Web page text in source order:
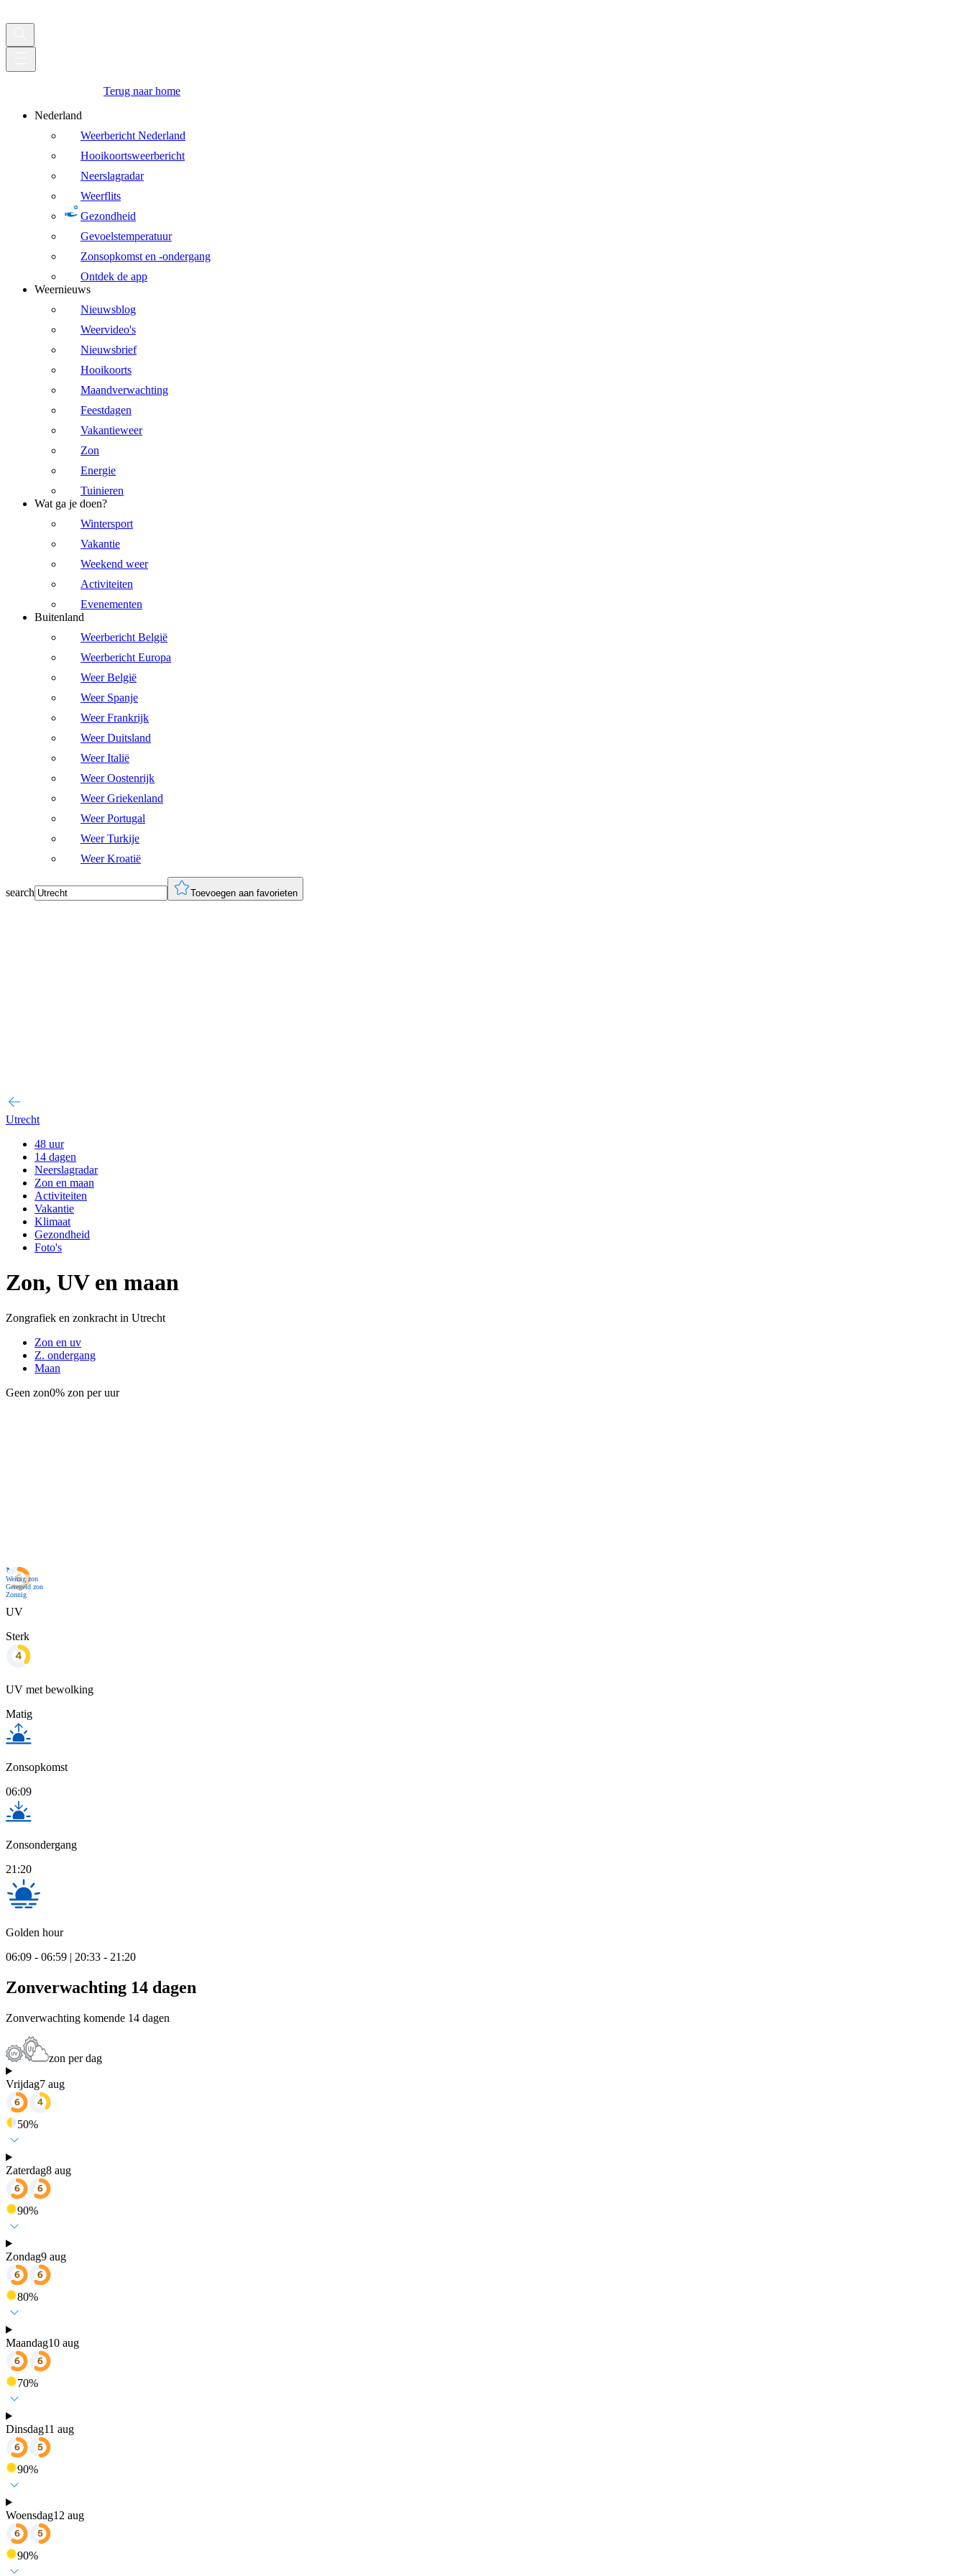
Terug naar home
Nederland
Weerbericht Nederland
Hooikoortsweerbericht
Neerslagradar
Weerflits
Gezondheid
Gevoelstemperatuur
Zonsopkomst en -ondergang
Ontdek de app
Weernieuws
Nieuwsblog
Weervideo's
Nieuwsbrief
Hooikoorts
Maandverwachting
Feestdagen
Vakantieweer
Zon
Energie
Tuinieren
Wat ga je doen?
Wintersport
Vakantie
Weekend weer
Activiteiten
Evenementen
Buitenland
Weerbericht België
Weerbericht Europa
Weer België
Weer Spanje
Weer Frankrijk
Weer Duitsland
Weer Italië
Weer Oostenrijk
Weer Griekenland
Weer Portugal
Weer Turkije
Weer Kroatië
search Toevoegen aan favorieten
Utrecht
48 uur
14 dagen
Neerslagradar
Zon en maan
Activiteiten
Vakantie
Klimaat
Gezondheid
Foto's
Zon, UV en maan
Zongrafiek en zonkracht in Utrecht
Zon en uv
Z. ondergang
Maan
Geen zon0% zon per uur
Nu
Weinig zon
Geregeld zon
Zonnig
UV
Sterk
UV met bewolking
Matig
Zonsopkomst
06:09
Zonsondergang
21:20
Golden hour
06:09 - 06:59 | 20:33 - 21:20
Zonverwachting 14 dagen
Zonverwachting komende 14 dagen
zon per dag
Vrijdag7 aug
50%
Zaterdag8 aug
90%
Zondag9 aug
80%
Maandag10 aug
70%
Dinsdag11 aug
90%
Woensdag12 aug
90%